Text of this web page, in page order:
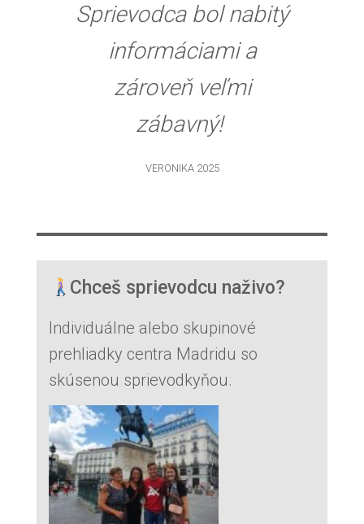
Sprievodca bol nabitý
informáciami a
zároveň veľmi
zábavný!
VERONIKA 2025
Chceš sprievodcu naživo?
Individuálne alebo skupinové
prehliadky centra Madridu so
skúsenou sprievodkyňou.